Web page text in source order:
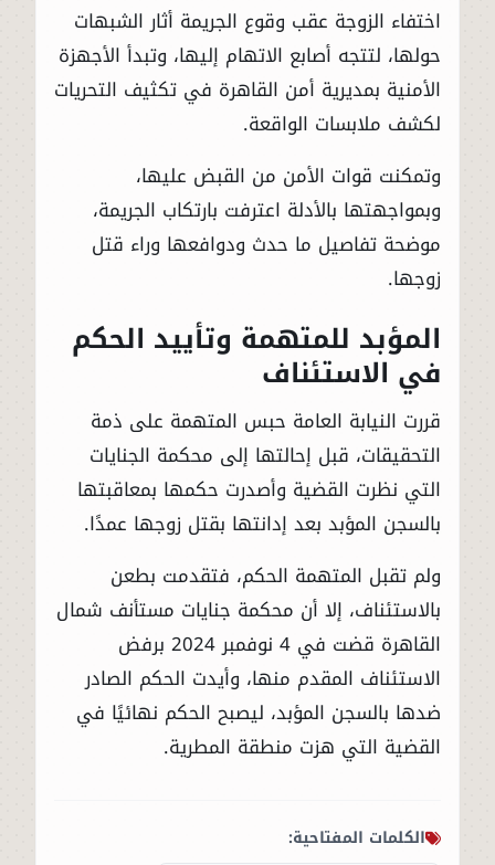
اختفاء الزوجة عقب وقوع الجريمة أثار الشبهات
حولها، لتتجه أصابع الاتهام إليها، وتبدأ الأجهزة
الأمنية بمديرية أمن القاهرة في تكثيف التحريات
لكشف ملابسات الواقعة.
وتمكنت قوات الأمن من القبض عليها،
وبمواجهتها بالأدلة اعترفت بارتكاب الجريمة،
موضحة تفاصيل ما حدث ودوافعها وراء قتل
زوجها.
المؤبد للمتهمة وتأييد الحكم
في الاستئناف
قررت النيابة العامة حبس المتهمة على ذمة
التحقيقات، قبل إحالتها إلى محكمة الجنايات
التي نظرت القضية وأصدرت حكمها بمعاقبتها
بالسجن المؤبد بعد إدانتها بقتل زوجها عمدًا.
ولم تقبل المتهمة الحكم، فتقدمت بطعن
بالاستئناف، إلا أن محكمة جنايات مستأنف شمال
القاهرة قضت في 4 نوفمبر 2024 برفض
الاستئناف المقدم منها، وأيدت الحكم الصادر
ضدها بالسجن المؤبد، ليصبح الحكم نهائيًا في
القضية التي هزت منطقة المطرية.
الكلمات المفتاحية: